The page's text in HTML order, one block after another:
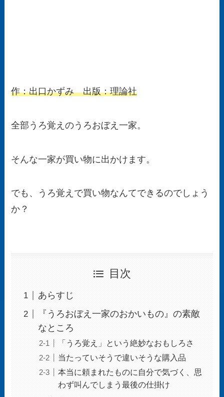
作：出口かずみ 出版：理論社
全部うろ覚えのうろおぼえ一家。
そんな一家が買い物に出かけます。
でも、うろ覚えで買い物なんてできるのでしょう
か？
目次
あらすじ
『うろおぼえ一家のおかいもの』の素敵
なところ
「うろ覚え」という絶妙なおもしろさ
当たっていそうで違いそうな購入品
本当に頼まれたものに自分で気づく、思
わず叫んでしまう最後の仕掛け